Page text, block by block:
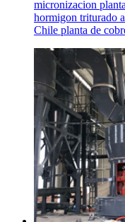
micronizacion
hormigon triturado
Chile planta de